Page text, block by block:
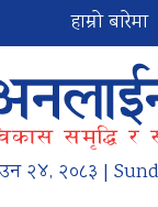
हाम्रो बारेमा
२४, २०८३ |